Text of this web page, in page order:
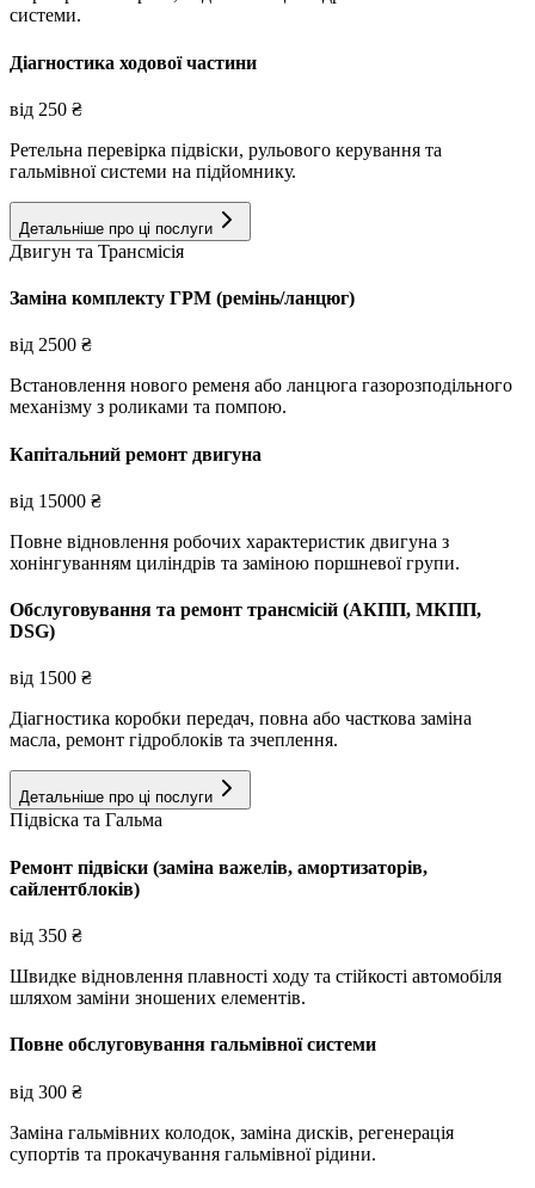
системи.
Діагностика ходової частини
від 250 ₴
Ретельна перевірка підвіски, рульового керування та
гальмівної системи на підйомнику.
Детальніше про ці послуги
Двигун та Трансмісія
Заміна комплекту ГРМ (ремінь/ланцюг)
від 2500 ₴
Встановлення нового ременя або ланцюга газорозподільного
механізму з роликами та помпою.
Капітальний ремонт двигуна
від 15000 ₴
Повне відновлення робочих характеристик двигуна з
хонінгуванням циліндрів та заміною поршневої групи.
Обслуговування та ремонт трансмісій (АКПП, МКПП,
DSG)
від 1500 ₴
Діагностика коробки передач, повна або часткова заміна
масла, ремонт гідроблоків та зчеплення.
Детальніше про ці послуги
Підвіска та Гальма
Ремонт підвіски (заміна важелів, амортизаторів,
сайлентблоків)
від 350 ₴
Швидке відновлення плавності ходу та стійкості автомобіля
шляхом заміни зношених елементів.
Повне обслуговування гальмівної системи
від 300 ₴
Заміна гальмівних колодок, заміна дисків, регенерація
супортів та прокачування гальмівної рідини.